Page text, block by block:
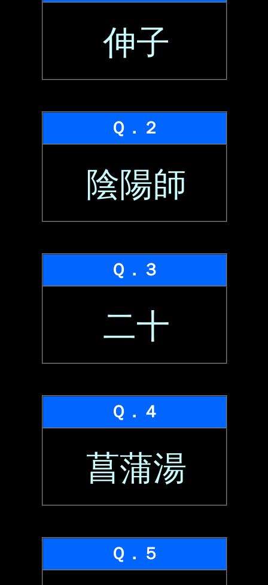
伸子
Ｑ．２
陰陽師
Ｑ．３
二十
Ｑ．４
菖蒲湯
Ｑ．５